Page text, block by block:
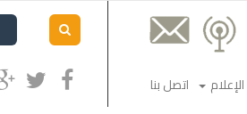
الإعلام اتصل بنا